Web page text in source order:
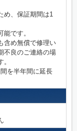
め、保証期間は1
です。
含め無償で修理い
不良のご連絡の場
を半年間に延長